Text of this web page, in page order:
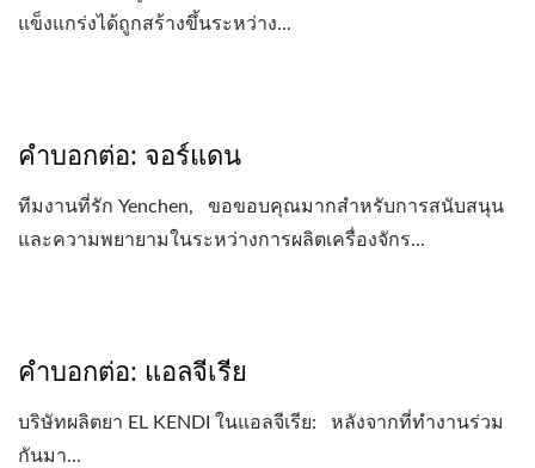
แข็งแกร่งได้ถูกสร้างขึ้นระหว่าง...
คำบอกต่อ: จอร์แดน
ทีมงานที่รัก Yenchen, ขอขอบคุณมากสำหรับการสนับสนุน
และความพยายามในระหว่างการผลิตเครื่องจักร...
คำบอกต่อ: แอลจีเรีย
บริษัทผลิตยา EL KENDI ในแอลจีเรีย: หลังจากที่ทำงานร่วม
กันมา...